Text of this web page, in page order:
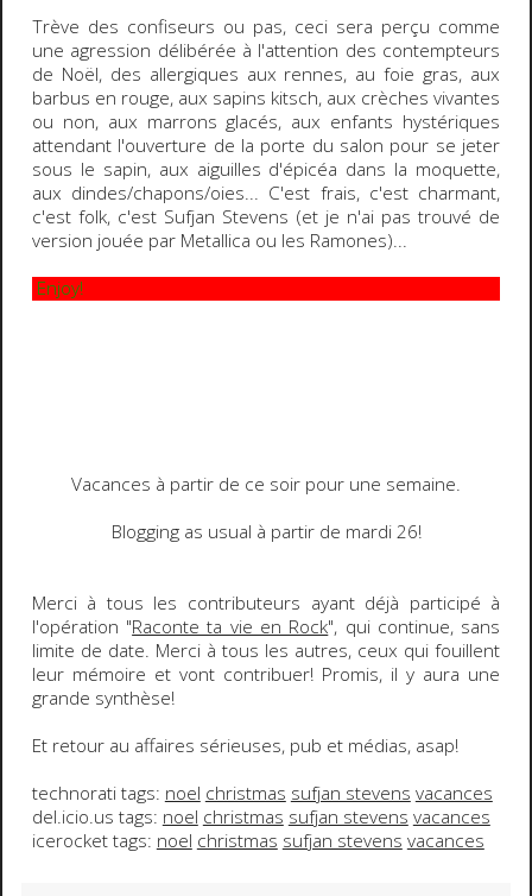
Trève des confiseurs ou pas, ceci sera perçu comme
une agression délibérée à l'attention des contempteurs
de Noël, des allergiques aux rennes, au foie gras, aux
barbus en rouge, aux sapins kitsch, aux crèches vivantes
ou non, aux marrons glacés, aux enfants hystériques
attendant l'ouverture de la porte du salon pour se jeter
sous le sapin, aux aiguilles d'épicéa dans la moquette,
aux dindes/chapons/oies... C'est frais, c'est charmant,
c'est folk, c'est Sufjan Stevens (et je n'ai pas trouvé de
version jouée par Metallica ou les Ramones)...
Enjoy!
Vacances à partir de ce soir pour une semaine.
Blogging as usual à partir de mardi 26!
Mercià tous les contributeurs ayant déjà participé à
l'opération "Raconte ta vie en Rock", qui continue, sans
limite de date. Merci à tous les autres, ceux qui fouillent
leur mémoire et vont contribuer! Promis, il y aura une
grande synthèse!
Et retour au affaires sérieuses, pub et médias, asap!
technorati tags: noel christmas sufjan stevens vacances
del.icio.us tags: noel christmas sufjan stevens vacances
icerocket tags: noel christmas sufjan stevens vacances